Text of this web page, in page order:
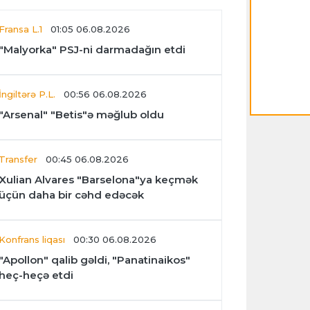
L.1 01:05 06.08.2026
PSJ-ni darmadağın etdi
P.L. 00:56 06.08.2026
"Betis"ə məğlub oldu
00:45 06.08.2026
Alvares "Barselona"ya keçmək
daha bir cəhd edəcək
liqası 00:30 06.08.2026
qalib gəldi, "Panatinaikos"
heçə etdi